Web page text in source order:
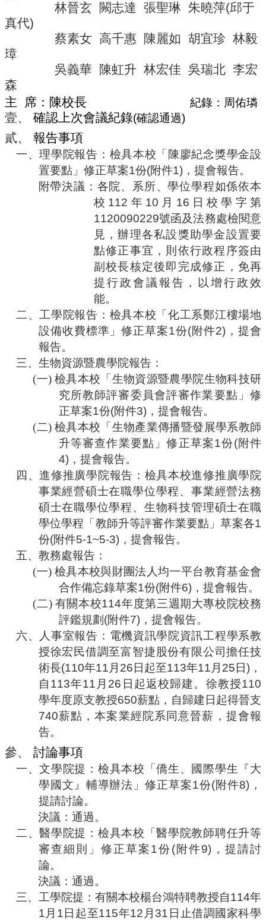
服
團
法
規
彙
編
行
政
規
會
尋
相
林晉玄
闕志達 張聖琳 朱曉萍(邱于
真代)
蔡素女 高千惠 陳麗如 胡宜珍 林毅
璋
吳義華
陳虹升 林宏佳 吳瑞北 李宏
森
主
席： 陳校長 紀錄：周佑璘
壹、 確認上次會議紀錄(確認通過)
貳、 報告事項
一、理學院報告：檢具本校「陳廖紀念獎學金設
置要點」修正草案1份(附件1) ，提會報告。
附帶決議：各院、系所、學位學程如係依本
校 112 年 10 月 16 日校學字第
1120090229號函及法務處檢閱意
見，辦理各私設獎助學金設置要
點修正事宜，則依行政程序簽由
副校長核定後即完成修正，免再
提行政會議報告，以增行政效
能。
二、 工學院報告：檢具本校「化工系鄭江樓場地
設備收費標準」修正草案1份(附件2) ，提會
報告。
三、 生物資源暨農學院報告：
(一) 檢具本校「生物資源暨農學院生物科技研
究所教師評審委員會評審作業要點」修
正草案1份(附件3) ，提會報告。
(二) 檢具本校「生物產業傳播暨發展學系教師
升等審查作業要點」修正草案1份(附件
4) ，提會報告。
四、進修推廣學院報告：檢具本校進修推廣學院
事業經營碩士在職學位學程、事業經營法務
碩士在職學位學程、生物科技管理碩士在職
學位學程「教師升等評審作業要點」草案各1
份(附件5-1~5-3) ，提會報告。
五、 教務處報告：
(一) 檢具本校與財團法人均一平台教育基金會
合作備忘錄草案1份(附件6) ，提會報告。
(二) 有關本校114年度第三週期大專校院校務
評鑑規劃 (附件7) ，提會報告。
六、
人事室報告：電機資訊學院資訊工程學系教
授徐宏民借調至富智捷股份有限公司擔任技
術長(110年11 月 26 日起至113年11 月 25 日) ，
自 113年11 月 26 日起返校歸建。徐教授110
學年度原支教授650薪點，自歸建日起得晉支
740薪點，本案業經院系同意晉薪，提會報
告。
參、 討論事項
一、文學院提：檢具本校 「僑生、國際學生『大
學國文』輔導辦法」修正草案1份(附件8) ，
提請討論。
決議：通過。
二、醫學院提：檢具本校 「醫學院教師聘任升等
審查細則
」修正草案1份 (附件9) ，提請討
論。
決議：通過。
三、 工學院提： 有關本校楊台鴻特聘教授自114年
1月 1 日起至115年12 月 31 日止借調國家科學